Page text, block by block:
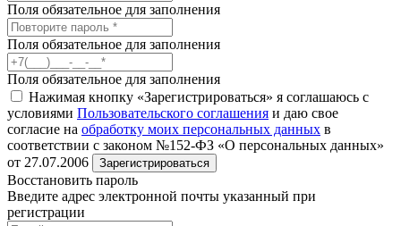
Поля обязательное для заполнения
Поля обязательное для заполнения
Поля обязательное для заполнения
Нажимая кнопку «Зарегистрироваться» я соглашаюсь с
условиями Пользовательского соглашения и даю свое
согласие на обработку моих персональных данных в
соответствии с законом №152-ФЗ «О персональных данных»
от 27.07.2006
Зарегистрироваться
Восстановить пароль
Введите адрес электронной почты указанный при
регистрации